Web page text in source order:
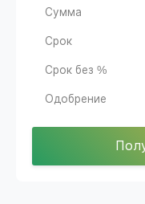
Сумма
Срок
Срок без %
Одобрение